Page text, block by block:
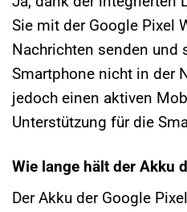
Sie mit der Google Pixel
Nachrichten senden und
Smartphone nicht in der
jedoch einen aktiven
Unterstützung für die
Wie lange hält der Akku
Der Akku der Google